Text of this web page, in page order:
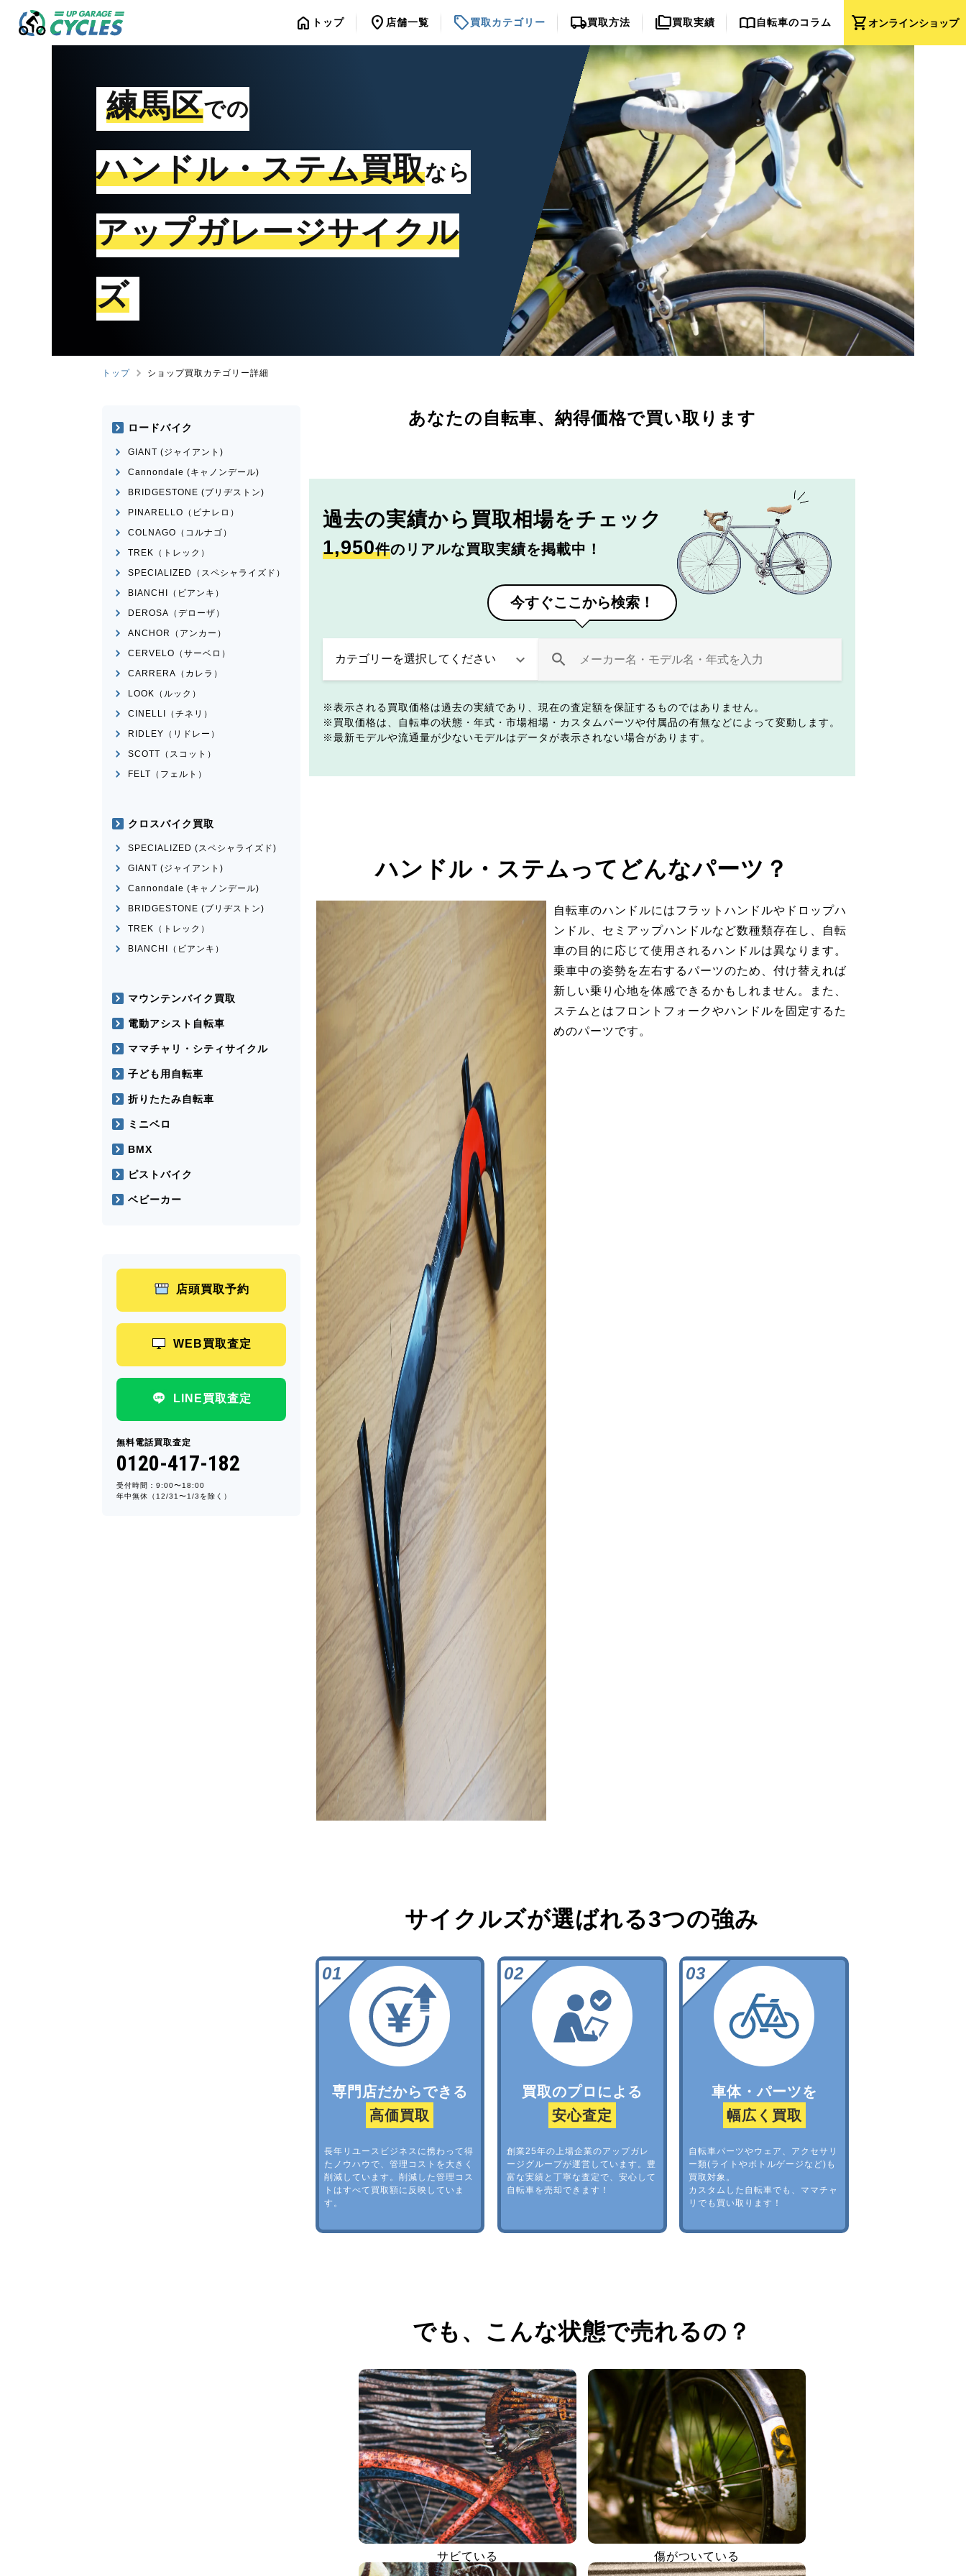
shopping_cartオンラインショップ
home トップ location_on 店舗一覧 sell買取カテゴリー local_shipping買取方法 folder_copy買取実績 import_contacts自転車のコラム
練馬区での
ハンドル・ステム買取なら
アップガレージサイクル
ズ
トップ ショップ買取カテゴリー詳細
あなたの自転車、 納得価格で買い取ります
過去の実績から 買取相場をチェック
1,950件のリアルな買取実績を掲載中！
今すぐここから検索！
表示される買取価格は過去の実績であり、現在の査定額を保証するものではありません。
買取価格は、自転車の状態・年式・市場相場・カスタムパーツや付属品の有無などによって変動します。
最新モデルや流通量が少ないモデルはデータが表示されない場合があります。
ハンドル・ステムってどんなパーツ？
自転車のハンドルにはフラットハンドルやドロップハ
ンドル、セミアップハンドルなど数種類存在し、自転
車の目的に応じて使用されるハンドルは異なります。
乗車中の姿勢を左右するパーツのため、付け替えれば
新しい乗り心地を体感できるかもしれません。また、
ステムとはフロントフォークやハンドルを固定するた
めのパーツです。
サイクルズが選ばれる3つの強み
専門店だからできる
高価買取
長年リユースビジネスに携わって得
たノウハウで、管理コストを大きく
削減しています。削減した管理コス
トはすべて買取額に反映していま
す。
買取のプロによる
安心査定
創業25年の上場企業のアップガレ
ージグループが運営しています。豊
富な実績と丁寧な査定で、安心して
自転車を売却できます！
車体・パーツを
幅広く買取
自転車パーツやウェア、アクセサリ
ー類(ライトやボトルゲージなど)も
買取対象。
カスタムした自転車でも、ママチャ
リでも買い取ります！
でも、 こんな状態で売れるの？
サビている 傷がついている
ロードバイク
GIANT (ジャイアント)
Cannondale (キャノンデール)
BRIDGESTONE (ブリヂストン)
PINARELLO（ピナレロ）
COLNAGO（コルナゴ）
TREK（トレック）
SPECIALIZED（スペシャライズド）
BIANCHI（ビアンキ）
DEROSA（デローザ）
ANCHOR（アンカー）
CERVELO（サーベロ）
CARRERA（カレラ）
LOOK（ルック）
CINELLI（チネリ）
RIDLEY（リドレー）
SCOTT（スコット）
FELT（フェルト）
クロスバイク買取
SPECIALIZED (スペシャライズド)
GIANT (ジャイアント)
Cannondale (キャノンデール)
BRIDGESTONE (ブリヂストン)
TREK（トレック）
BIANCHI（ビアンキ）
マウンテンバイク買取
電動アシスト自転車
ママチャリ・シティサイクル
子ども用自転車
折りたたみ自転車
ミニベロ
BMX
ピストバイク
ベビーカー
店頭買取予約
WEB買取査定
LINE買取査定
無料電話買取査定
0120-417-182
受付時間：9:00〜18:00
年中無休（12/31〜1/3を除く）